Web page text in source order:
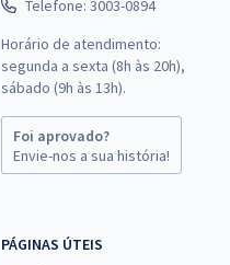
Telefone: 3003-0894
Horário de atendimento:
segunda a sexta (8h às 20h),
sábado (9h às 13h).
Foi aprovado?
Envie-nos a sua história!
PÁGINAS ÚTEIS